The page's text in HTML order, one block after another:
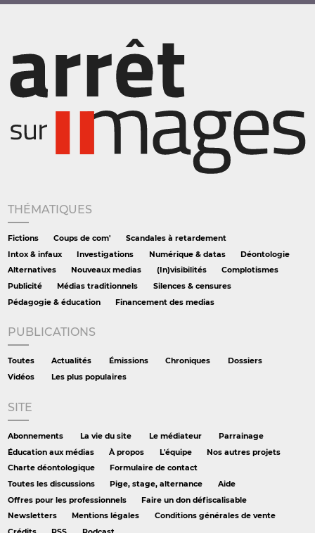
THÉMATIQUES
Fictions Coups de com'
Scandales à retardement
Intox & infaux
Investigations Numérique & datas
Déontologie
Alternatives
Nouveaux medias (In)visibilités
Complotismes
Publicité
Médias traditionnels
Silences & censures
Pédagogie & éducation
Financement des medias
PUBLICATIONS
Toutes Actualités Émissions Chroniques
Dossiers
Vidéos
Les plus populaires
SITE
Abonnements La vie du site Le médiateur
Parrainage
Éducation aux médias
À propos L'équipe
Nos autres projets
Charte déontologique
Formulaire de contact
Toutes les discussions
Pige, stage, alternance
Aide
Offres pour les professionnels
Faire un don défiscalisable
Newsletters
Mentions légales
Conditions générales de vente